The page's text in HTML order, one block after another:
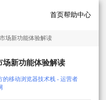
首页帮助中心
场新功能体验解读
场新功能体验解读
的移动浏览器技术栈 - 运营者